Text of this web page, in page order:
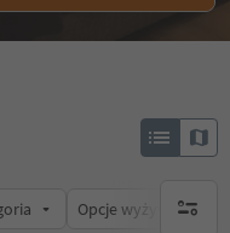
Opcje wyżywieniabrak